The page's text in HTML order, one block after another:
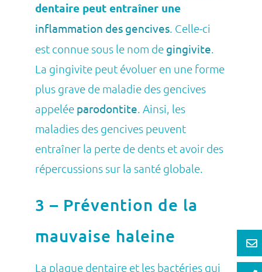
dentaire peut entraîner une
inflammation des gencives. Celle-ci
est connue sous le nom de gingivite.
La gingivite peut évoluer en une forme
plus grave de maladie des gencives
appelée parodontite. Ainsi, les
maladies des gencives peuvent
entraîner la perte de dents et avoir des
répercussions sur la santé globale.
3 – Prévention de la
mauvaise haleine
La plaque dentaire et les bactéries qui